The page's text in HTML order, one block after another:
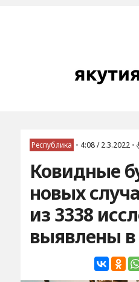
Республика • 4:08 / 2.3.2022 •
Ковидные
новых
из 3338
выявлены